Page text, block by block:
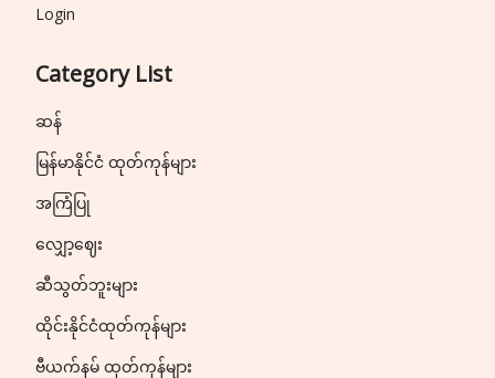
Login
Category List
ဆန်
မြန်မာနိုင်ငံ ထုတ်ကုန်များ
အကြံပြု
လျှော့ဈေး
ဆီသွတ်ဘူးများ
ထိုင်းနိုင်ငံထုတ်ကုန်များ
ဗီယက်နမ် ထုတ်ကုန်များ